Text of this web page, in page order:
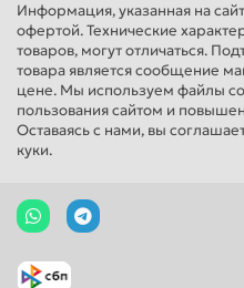
Информация, указанная на
офертой. Технические
товаров, могут отличаться.
товара является сообщение
цене. Мы используем файлы
пользования сайтом и
Оставаясь с нами, вы
куки.